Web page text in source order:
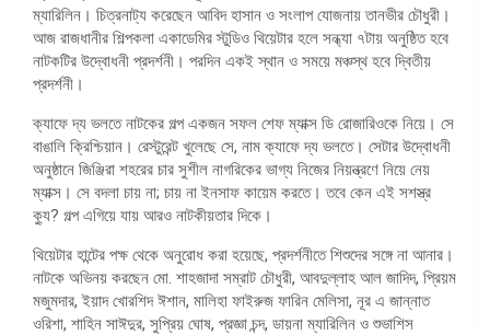
ম্যারিলিন। চিত্রনাট্য করেছেন আবিদ হাসান ও সংলাপ যোজনায় তানভীর চৌধুরী।
আজ রাজধানীর শিল্পকলা একাডেমির স্টুডিও থিয়েটার হলে সন্ধ্যা ৭টায় অনুষ্ঠিত হবে
নাটকটির উদ্বোধনী প্রদর্শনী। পরদিন একই স্থান ও সময়ে মঞ্চস্থ হবে দ্বিতীয়
প্রদর্শনী।
ক্যাফে দ্য ভলতে নাটকের গল্প একজন সফল শেফ ম্যাক্স ডি রোজারিওকে নিয়ে। সে
বাঙালি ক্রিশ্চিয়ান। রেস্টুরেন্ট খুলেছে সে, নাম ক্যাফে দ্য ভলতে। সেটার উদ্বোধনী
অনুষ্ঠানে জিঞ্জিরা শহরের চার সুশীল নাগরিকের ভাগ্য নিজের নিয়ন্ত্রণে নিয়ে নেয়
ম্যাক্স। সে বদলা চায় না; চায় না ইনসাফ কায়েম করতে। তবে কেন এই সশস্ত্র
ক্যু? গল্প এগিয়ে যায় আরও নাটকীয়তার দিকে।
থিয়েটার হান্টের পক্ষ থেকে অনুরোধ করা হয়েছে, প্রদর্শনীতে শিশুদের সঙ্গে না আনার।
নাটকে অভিনয় করছেন মো. শাহজাদা সম্রাট চৌধুরী, আবদুল্লাহ আল জাদিদ, প্রিয়ম
মজুমদার, ইয়াদ খোরশিদ ঈশান, মালিহা ফাইরুজ ফারিন মেলিসা, নূর এ জান্নাত
ওরিশা, শাহিন সাঈদুর, সুপ্রিয় ঘোষ, প্রজ্ঞা চন্দ, ডায়না ম্যারিলিন ও শুভাশিস